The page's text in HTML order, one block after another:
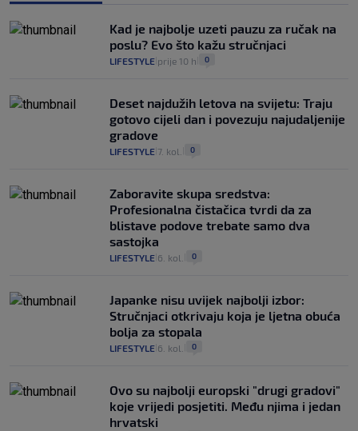
Kad je najbolje uzeti pauzu za ručak na
poslu? Evo što kažu stručnjaci
LIFESTYLE prije 10 h 0
Deset najdužih letova na svijetu: Traju
gotovo cijeli dan i povezuju najudaljenije
gradove
LIFESTYLE 7. kol. 0
Zaboravite skupa sredstva:
Profesionalna čistačica tvrdi da za
blistave podove trebate samo dva
sastojka
LIFESTYLE 6. kol. 0
Japanke nisu uvijek najbolji izbor:
Stručnjaci otkrivaju koja je ljetna obuća
bolja za stopala
LIFESTYLE 6. kol. 0
Ovo su najbolji europski "drugi gradovi"
koje vrijedi posjetiti. Među njima i jedan
hrvatski